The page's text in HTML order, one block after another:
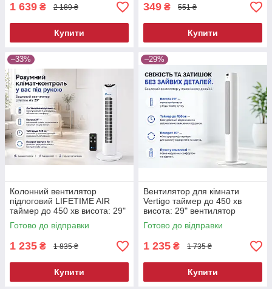
1 639 ₴ 2 189 ₴
Купити
349 ₴ 551 ₴
Купити
–33%
Колонний вентилятор
підлоговий LIFETIME AIR
таймер до 450 хв висота: 29"
баштовий вентилятор
Готово до відправки
1 235 ₴ 1 835 ₴
Купити
–29%
Вентилятор для кімнати
Vertigo таймер до 450 хв
висота: 29" вентилятор
баштовий з таймером
Готово до відправки
1 235 ₴ 1 735 ₴
Купити